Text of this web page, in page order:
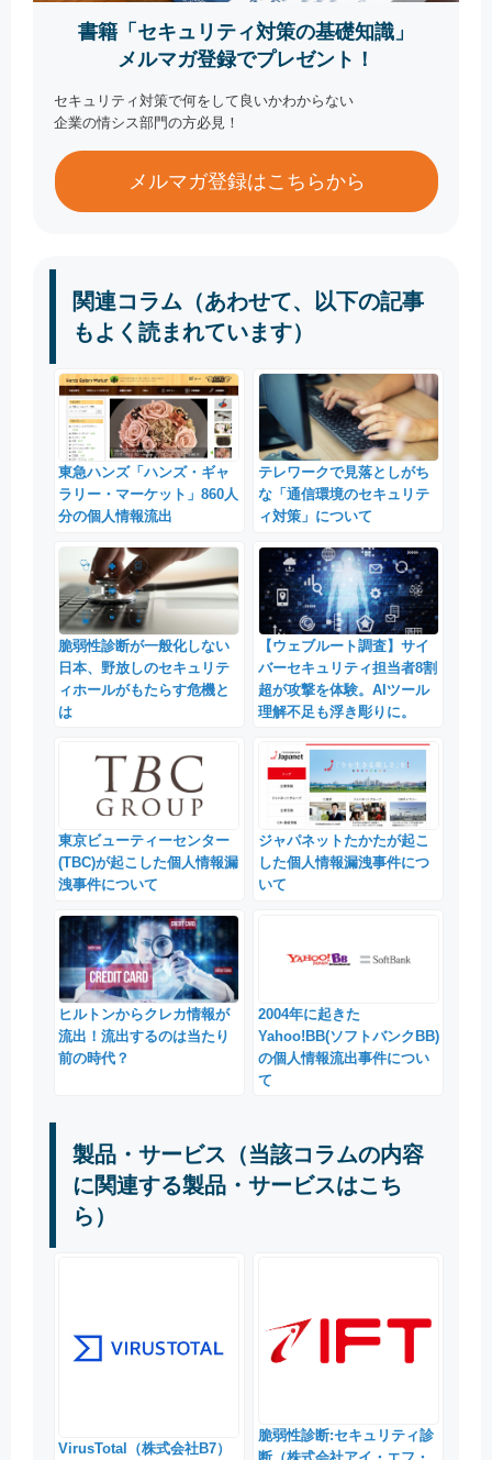
書籍「セキュリティ対策の基礎知識」
メルマガ登録でプレゼント！
セキュリティ対策で何をして良いかわからない
企業の情シス部門の方必見！
メルマガ登録はこちらから
関連コラム（あわせて、以下の記事
もよく読まれています）
東急ハンズ「ハンズ・ギャ
ラリー・マーケット」860人
分の個人情報流出
テレワークで見落としがち
な「通信環境のセキュリテ
ィ対策」について
脆弱性診断が一般化しない
日本、野放しのセキュリテ
ィホールがもたらす危機と
は
【ウェブルート調査】サイ
バーセキュリティ担当者8割
超が攻撃を体験。AIツール
理解不足も浮き彫りに。
東京ビューティーセンター
(TBC)が起こした個人情報漏
洩事件について
ジャパネットたかたが起こ
した個人情報漏洩事件につ
いて
ヒルトンからクレカ情報が
流出！流出するのは当たり
前の時代？
2004年に起きた
Yahoo!BB(ソフトバンクBB)
の個人情報流出事件につい
て
製品・サービス（当該コラムの内容
に関連する製品・サービスはこち
ら）
VirusTotal（株式会社B7）
脆弱性診断:セキュリティ診